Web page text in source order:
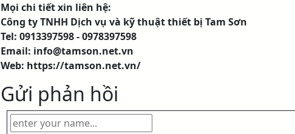
Mọi chi tiết xin liên hệ:
Công ty TNHH Dịch vụ và kỹ thuật thiết bị Tam Sơn
Tel: 0913397598 - 0978397598
Email: info@tamson.net.vn
Web: https://tamson.net.vn/
Gửi phản hồi